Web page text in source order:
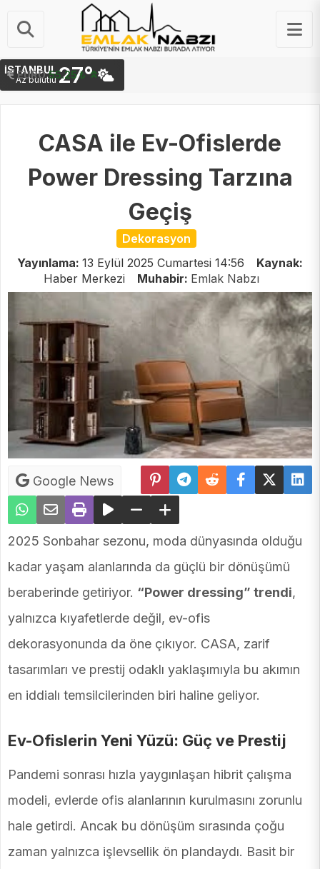
STERLIN 64.48 ₺
İSTANBUL
Az bulutlu27°
CASA ile Ev-Ofislerde
Power Dressing Tarzına
Geçiş
Dekorasyon
Yayınlama: 13 Eylül 2025 Cumartesi 14:56
Kaynak:
Haber Merkezi
Muhabir: Emlak Nabzı
Google News
2025 Sonbahar sezonu, moda dünyasında olduğu
kadar yaşam alanlarında da güçlü bir dönüşümü
beraberinde getiriyor. “Power dressing” trendi,
yalnızca kıyafetlerde değil, ev-ofis
dekorasyonunda da öne çıkıyor. CASA, zarif
tasarımları ve prestij odaklı yaklaşımıyla bu akımın
en iddialı temsilcilerinden biri haline geliyor.
Ev-Ofislerin Yeni Yüzü: Güç ve Prestij
Pandemi sonrası hızla yaygınlaşan hibrit çalışma
modeli, evlerde ofis alanlarının kurulmasını zorunlu
hale getirdi. Ancak bu dönüşüm sırasında çoğu
zaman yalnızca işlevsellik ön plandaydı. Basit bir